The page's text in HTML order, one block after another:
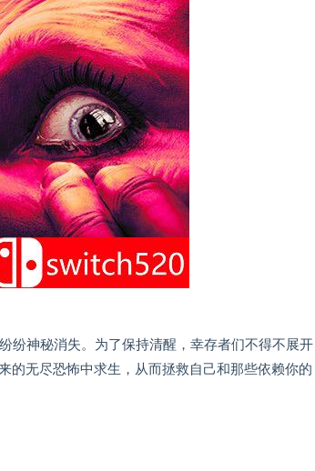
纷神秘消失。为了保持清醒，幸存者们不得不展开
的无尽恐怖中求生，从而拯救自己和那些依赖你的